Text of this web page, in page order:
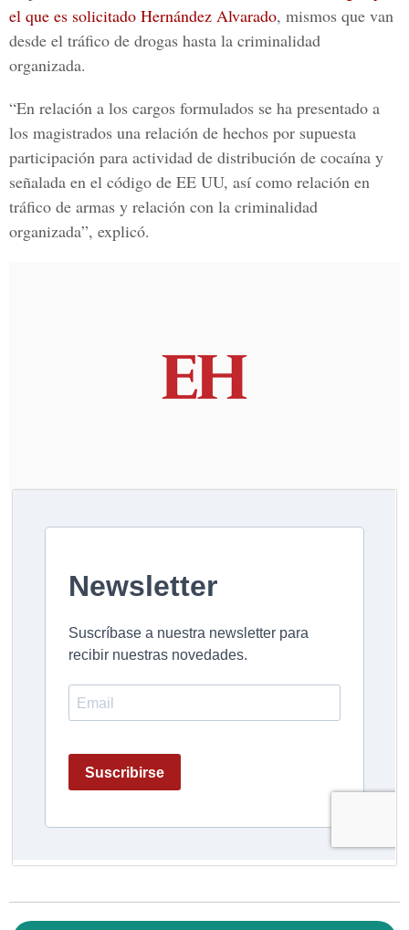
el que es solicitado Hernández Alvarado, mismos que van
desde el tráfico de drogas hasta la criminalidad
organizada.
“En relación a los cargos formulados se ha presentado a
los magistrados una relación de hechos por supuesta
participación para actividad de distribución de cocaína y
señalada en el código de EE UU, así como relación en
tráfico de armas y relación con la criminalidad
organizada”, explicó.